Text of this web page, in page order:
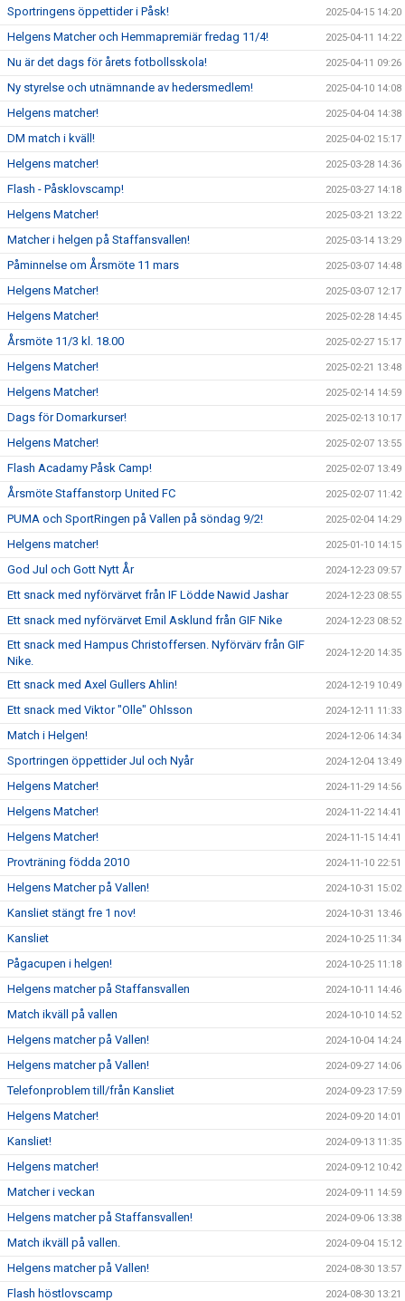
Sportringens öppettider i Påsk! 2025-04-15 14:20
Helgens Matcher och Hemmapremiär fredag 11/4! 2025-04-11 14:22
Nu är det dags för årets fotbollsskola! 2025-04-11 09:26
Ny styrelse och utnämnande av hedersmedlem! 2025-04-10 14:08
Helgens matcher! 2025-04-04 14:38
DM match i kväll! 2025-04-02 15:17
Helgens matcher! 2025-03-28 14:36
Flash - Påsklovscamp! 2025-03-27 14:18
Helgens Matcher! 2025-03-21 13:22
Matcher i helgen på Staffansvallen! 2025-03-14 13:29
Påminnelse om Årsmöte 11 mars 2025-03-07 14:48
Helgens Matcher! 2025-03-07 12:17
Helgens Matcher! 2025-02-28 14:45
Årsmöte 11/3 kl. 18.00 2025-02-27 15:17
Helgens Matcher! 2025-02-21 13:48
Helgens Matcher! 2025-02-14 14:59
Dags för Domarkurser! 2025-02-13 10:17
Helgens Matcher! 2025-02-07 13:55
Flash Acadamy Påsk Camp! 2025-02-07 13:49
Årsmöte Staffanstorp United FC 2025-02-07 11:42
PUMA och SportRingen på Vallen på söndag 9/2! 2025-02-04 14:29
Helgens matcher! 2025-01-10 14:15
God Jul och Gott Nytt År 2024-12-23 09:57
Ett snack med nyförvärvet från IF Lödde Nawid Jashar 2024-12-23 08:55
Ett snack med nyförvärvet Emil Asklund från GIF Nike 2024-12-23 08:52
Ett snack med Hampus Christoffersen. Nyförvärv från GIF
Nike.
2024-12-20 14:35
Ett snack med Axel Gullers Ahlin! 2024-12-19 10:49
Ett snack med Viktor "Olle" Ohlsson 2024-12-11 11:33
Match i Helgen! 2024-12-06 14:34
Sportringen öppettider Jul och Nyår 2024-12-04 13:49
Helgens Matcher! 2024-11-29 14:56
Helgens Matcher! 2024-11-22 14:41
Helgens Matcher! 2024-11-15 14:41
Provträning födda 2010 2024-11-10 22:51
Helgens Matcher på Vallen! 2024-10-31 15:02
Kansliet stängt fre 1 nov! 2024-10-31 13:46
Kansliet 2024-10-25 11:34
Pågacupen i helgen! 2024-10-25 11:18
Helgens matcher på Staffansvallen 2024-10-11 14:46
Match ikväll på vallen 2024-10-10 14:52
Helgens matcher på Vallen! 2024-10-04 14:24
Helgens matcher på Vallen! 2024-09-27 14:06
Telefonproblem till/från Kansliet 2024-09-23 17:59
Helgens Matcher! 2024-09-20 14:01
Kansliet! 2024-09-13 11:35
Helgens matcher! 2024-09-12 10:42
Matcher i veckan 2024-09-11 14:59
Helgens matcher på Staffansvallen! 2024-09-06 13:38
Match ikväll på vallen. 2024-09-04 15:12
Helgens matcher på Vallen! 2024-08-30 13:57
Flash höstlovscamp 2024-08-30 13:21